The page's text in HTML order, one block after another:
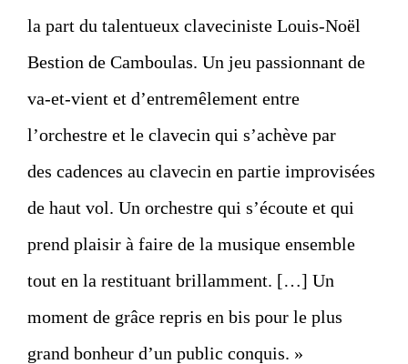
la part du talentueux claveciniste Louis-Noël
Bestion de Camboulas. Un jeu passionnant de
va-et-vient et d’entremêlement entre
l’orchestre et le clavecin qui s’achève par
des cadences au clavecin en partie improvisées
de haut vol. Un orchestre qui s’écoute et qui
prend plaisir à faire de la musique ensemble
tout en la restituant brillamment. […] Un
moment de grâce repris en bis pour le plus
grand bonheur d’un public conquis. »